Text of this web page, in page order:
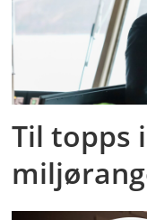
Til topps